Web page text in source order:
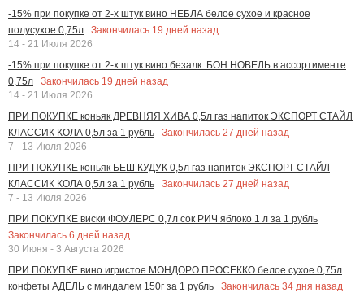
-15% при покупке от 2-х штук вино НЕБЛА белое сухое и красное
полусухое 0,75л
Закончилась 19 дней назад
14 - 21 Июля 2026
-15% при покупке от 2-х штук вино безалк. БОН НОВЕЛЬ в ассортименте
0,75л
Закончилась 19 дней назад
14 - 21 Июля 2026
ПРИ ПОКУПКЕ коньяк ДРЕВНЯЯ ХИВА 0,5л газ напиток ЭКСПОРТ СТАЙЛ
КЛАССИК КОЛА 0,5л за 1 рубль
Закончилась 27 дней назад
7 - 13 Июля 2026
ПРИ ПОКУПКЕ коньяк БЕШ КУДУК 0,5л газ напиток ЭКСПОРТ СТАЙЛ
КЛАССИК КОЛА 0,5л за 1 рубль
Закончилась 27 дней назад
7 - 13 Июля 2026
ПРИ ПОКУПКЕ виски ФОУЛЕРС 0,7л сок РИЧ яблоко 1 л за 1 рубль
Закончилась 6 дней назад
30 Июня - 3 Августа 2026
ПРИ ПОКУПКЕ вино игристое МОНДОРО ПРОСЕККО белое сухое 0,75л
конфеты АДЕЛЬ с миндалем 150г за 1 рубль
Закончилась 34 дня назад